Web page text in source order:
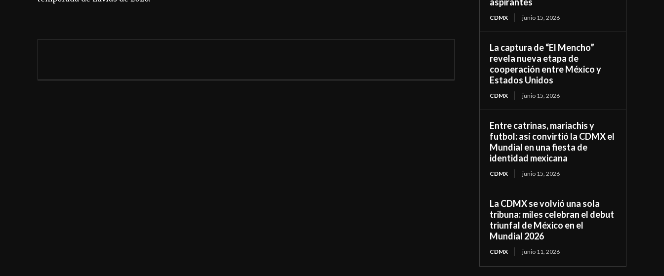
CDMX junio 15, 2026
La captura de “El Mencho”
revela nueva etapa de
cooperación entre México y
Estados Unidos
CDMX junio 15, 2026
Entre catrinas, mariachis y
futbol: así convirtió la CDMX el
Mundial en una fiesta de
identidad mexicana
CDMX junio 15, 2026
La CDMX se volvió una sola
tribuna: miles celebran el debut
triunfal de México en el
Mundial 2026
CDMX junio 11, 2026